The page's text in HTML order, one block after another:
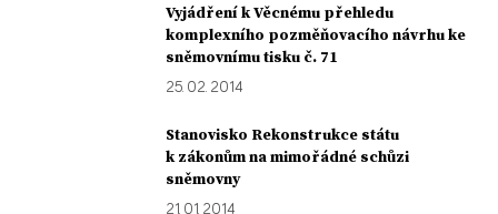
Vyjádření k Věcnému přehledu
komplexního pozměňovacího návrhu ke
sněmovnímu tisku č. 71
25. 02. 2014
Stanovisko Rekonstrukce státu
k zákonům na mimořádné schůzi
sněmovny
21. 01. 2014